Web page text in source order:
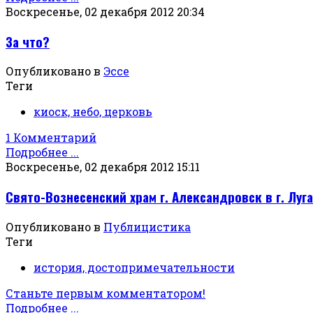
Воскресенье, 02 декабря 2012 20:34
За что?
Опубликовано в Эссе
Теги
киоск, небо, церковь
1 Комментарий
Подробнее ...
Воскресенье, 02 декабря 2012 15:11
Свято-Вознесенский храм г. Александровск в г.
Опубликовано в Публицистика
Теги
история, достопримечательности
Станьте первым комментатором!
Подробнее ...